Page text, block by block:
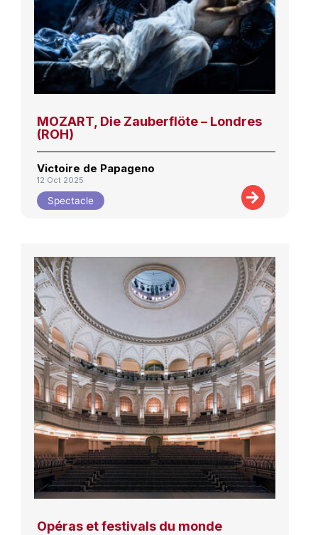
MOZART, Die Zauberflöte – Londres
(ROH)
Victoire de Papageno
12 Oct 2025
Spectacle
Opéras et festivals du monde